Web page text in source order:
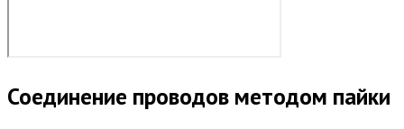
Соединение проводов методом пайки